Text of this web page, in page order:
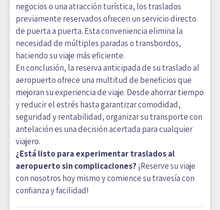
negocios o una atracción turística, los traslados
previamente reservados ofrecen un servicio directo
de puerta a puerta. Esta conveniencia elimina la
necesidad de múltiples paradas o transbordos,
haciendo su viaje más eficiente.
En conclusión, la reserva anticipada de su traslado al
aeropuerto ofrece una multitud de beneficios que
mejoran su experiencia de viaje. Desde ahorrar tiempo
y reducir el estrés hasta garantizar comodidad,
seguridad y rentabilidad, organizar su transporte con
antelación es una decisión acertada para cualquier
viajero.
¿Está listo para experimentar traslados al
aeropuerto sin complicaciones? ¡Reserve su viaje
con nosotros hoy mismo y comience su travesía con
confianza y facilidad!